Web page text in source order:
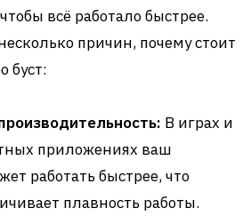
всё работало быстрее.
причин, почему стоит
буст:
В играх и
приложениях ваш
работать быстрее, что
плавность работы.